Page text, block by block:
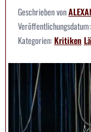
Geschrieben von
Veröffentlichungsdatum:
Kategorien:Kritiken